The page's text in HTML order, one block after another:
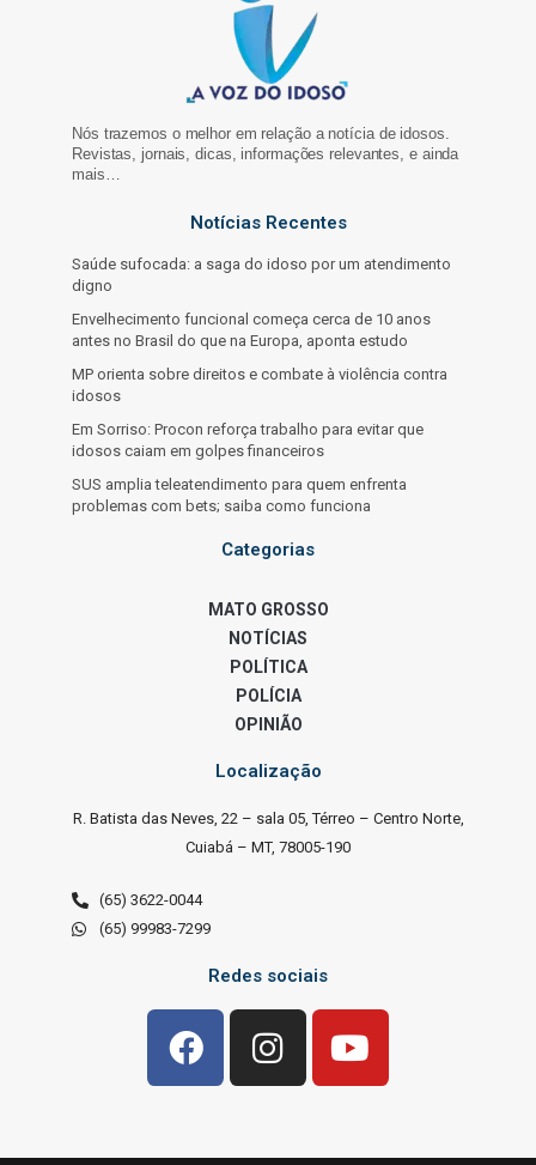
Nós trazemos o melhor em relação a notícia de idosos.
Revistas, jornais, dicas, informações relevantes, e ainda
mais…
Notícias Recentes
Saúde sufocada: a saga do idoso por um atendimento
digno
Envelhecimento funcional começa cerca de 10 anos
antes no Brasil do que na Europa, aponta estudo
MP orienta sobre direitos e combate à violência contra
idosos
Em Sorriso: Procon reforça trabalho para evitar que
idosos caiam em golpes financeiros
SUS amplia teleatendimento para quem enfrenta
problemas com bets; saiba como funciona
Categorias
MATO GROSSO
NOTÍCIAS
POLÍTICA
POLÍCIA
OPINIÃO
Localização
R. Batista das Neves, 22 – sala 05, Térreo – Centro Norte,
Cuiabá – MT, 78005-190
(65) 3622-0044
(65) 99983-7299
Redes sociais